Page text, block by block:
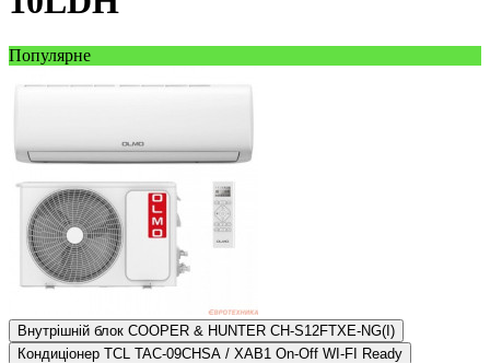
Популярне
Внутрішній блок COOPER & HUNTER CH-S12FTXE-NG(I)
Кондиціонер TCL TAC-09CHSA / XAB1 On-Off WI-FI Ready